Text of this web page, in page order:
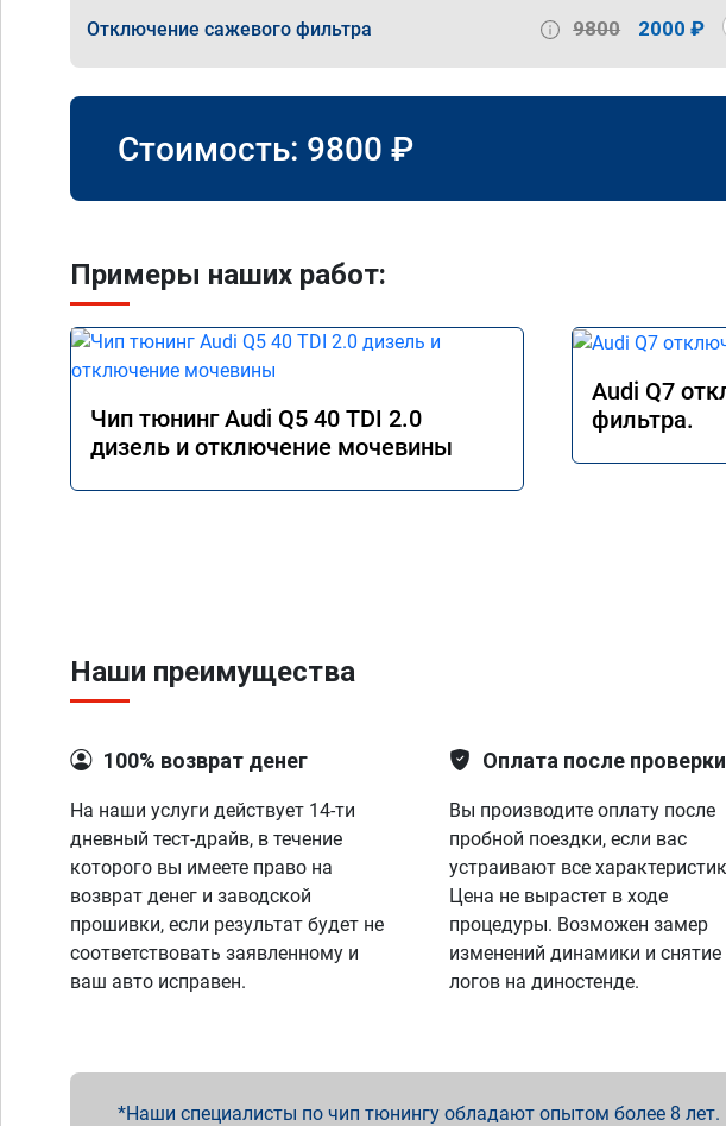
Отключение сажевого фильтра 9800 2000 ₽
Стоимость: 9800 ₽
Примеры наших работ:
Чип тюнинг Audi Q5 40 TDI 2.0
дизель и отключение мочевины
Audi Q7
фильтра.
Наши преимущества
100% возврат денег
На наши услуги действует 14-ти
дневный тест-драйв, в течение
которого вы имеете право на
возврат денег и заводской
прошивки, если результат будет не
соответствовать заявленному и
ваш авто исправен.
Оплата после проверки
Вы производите оплату после
пробной поездки, если вас
устраивают все
Цена не вырастет в ходе
процедуры. Возможен замер
изменений динамики и снятие
логов на диностенде.
Наши специалисты по чип тюнингу обладают опытом более 8